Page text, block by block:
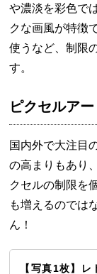
や濃淡を彩色で
クな画風が特徴
使うなど、制限
す。
ピクセルア
国内外で大注目
の高まりもあり
クセルの制限を
も増えるのでは
ん！
【写真1枚】